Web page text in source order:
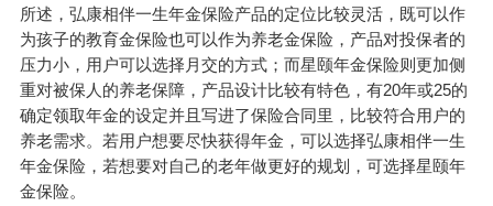
所述，弘康相伴一生年金保险产品的定位比较灵活，既可以作
为孩子的教育金保险也可以作为养老金保险，产品对投保者的
压力小，用户可以选择月交的方式；而星颐年金保险则更加侧
重对被保人的养老保障，产品设计比较有特色，有20年或25的
确定领取年金的设定并且写进了保险合同里，比较符合用户的
养老需求。若用户想要尽快获得年金，可以选择弘康相伴一生
年金保险，若想要对自己的老年做更好的规划，可选择星颐年
金保险。